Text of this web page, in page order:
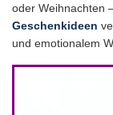
oder Weihnachten
Geschenkideen
und emotionalem